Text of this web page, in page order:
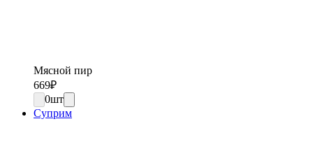
Мясной пир
669₽
0шт
Суприм